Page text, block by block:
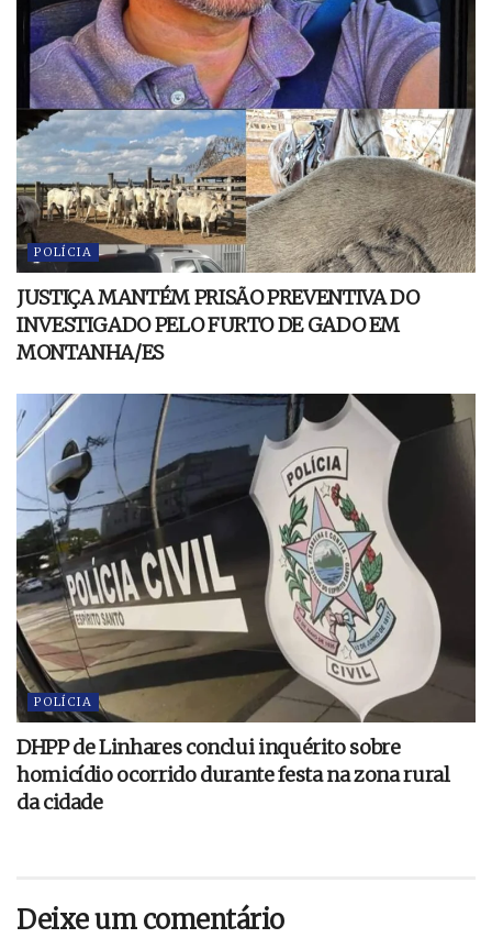
POLÍCIA
JUSTIÇA MANTÉM PRISÃO PREVENTIVA DO
INVESTIGADO PELO FURTO DE GADO EM
MONTANHA/ES
POLÍCIA
DHPP de Linhares conclui inquérito sobre
homicídio ocorrido durante festa na zona rural
da cidade
Deixe um comentário